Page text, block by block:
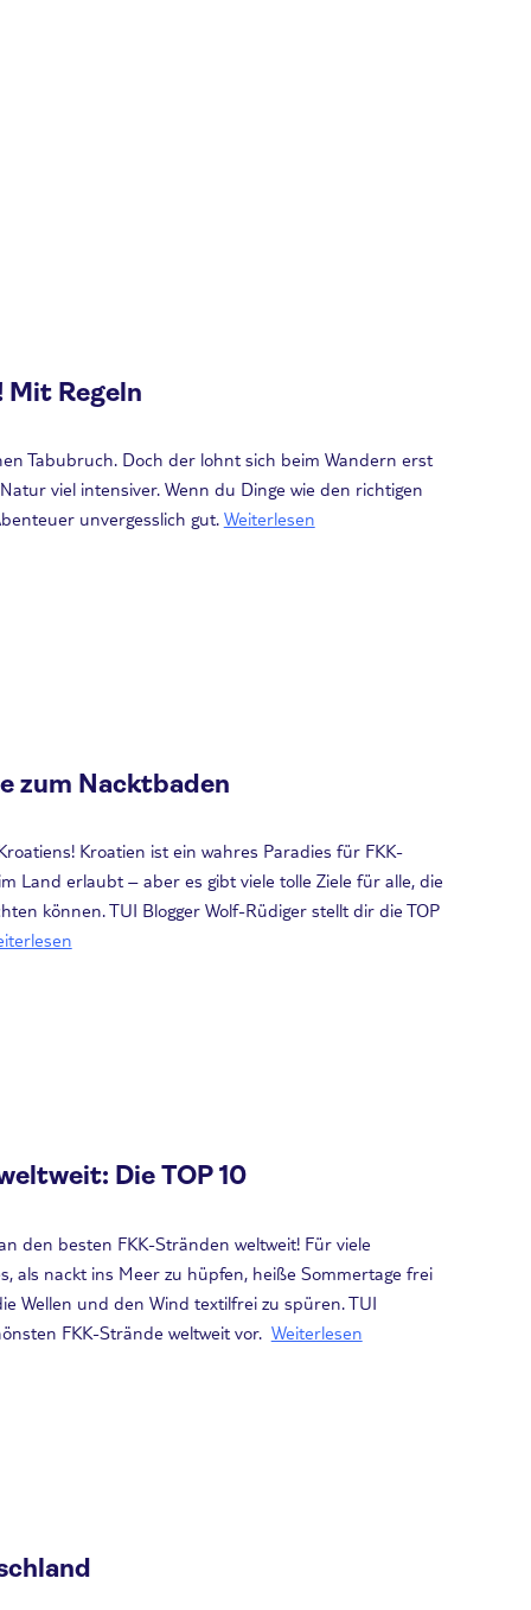
Mit Regeln
Tabubruch. Doch der lohnt sich beim Wandern erst
viel intensiver. Wenn du Dinge wie den richtigen
unvergesslich gut. Weiterlesen
zum Nacktbaden
Kroatien ist ein wahres Paradies für FKK-
Land erlaubt – aber es gibt viele tolle Ziele für alle, die
können. TUI Blogger Wolf-Rüdiger stellt dir die TOP
Die TOP 10
den besten FKK-Stränden weltweit! Für viele
als nackt ins Meer zu hüpfen, heiße Sommertage frei
Wellen und den Wind textilfrei zu spüren. TUI
FKK-Strände weltweit vor. Weiterlesen